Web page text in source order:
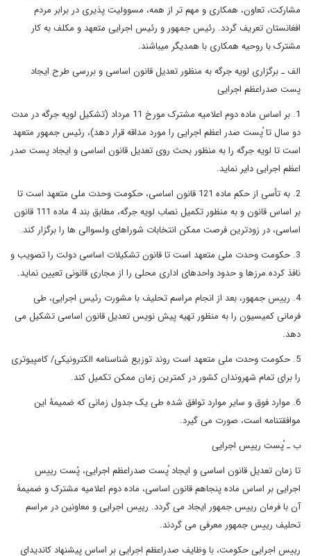
مشارکت، تعاون، همکاری و مهم تر از همه، مسوولیت پذیری در برابر مردم
افغانستان تعریف گردد. رئیس جمهور و رئیس اجرایی متعهد و مکلف به کار
مشترک با روحیه همکاری با همدیگر میباشند.
الف ـ برگزاری لویه جرگه به منظور تعدیل قانون اساسی و بررسی طرح ایجاد
پست صدراعظم اجرایی
1. بر اساس ماده دوم اعلامیه مشترک مورخ 11 مرداد (تشکیل لویه جرگه در مدت
دو سال تا ُپست صدر اعظم اجرایی را مورد مداقه قرار دهد)، رئیس جمهور متعهد
است تا لویه جرگه را به منظور بحث روی تعدیل قانون اساسی و ایجاد پست صدر
اعظم اجرایی دایر نماید.
2. به تأسی از حکم ماده 121 قانون اساسی، حکومت وحدت ملی متعهد است تا
بر اساس قانون و به منظور تکمیل نصاب لویه جرگه، مطابق بند 4 ماده 111 قانون
اساسی، در زودترین فرصت ممکن انتخابات شوراهای ولسوالی ها را برگزار کند.
3. حکومت وحدت ملی متعهد است تا قانون تشکیلات اساسی دولت را تصویب و
نافذ کرده مرزها و حدود واحدهای اداری محلی را از مجاری قانونی تعیین نماید.
4. رییس جمهور، بعد از انجام مراسم تحلیف با مشورت رئیس اجرایی، طی
فرمانی کمیسیون را به منظور تهیه پیش نویس تعدیل قانون اساسی تشکیل می
دهد.
5. حکومت وحدت ملی متعهد است روند توزیع شناسنامه الکترونیکی/ کامپیوتری
را برای تمام شهروندان کشور در کمترین زمان ممکن تکمیل کند.
6. موارد فوق و سایر موارد توافق شده طی یک جدول زمانی که ضمیمۀ این
موافقتنامه است، صورت می گیرد.
ب ـ ُپست رییس اجرایی
تا زمان تعدیل قانون اساسی و ایجاد ُپست صدراعظم اجرایی، پُست رییس
اجرایی بر اساس ماده پنجاهم قانون اساسی، ماده دوم اعلامیه مشترک و ضمیمۀ
آن با فرمان رییس جمهور ایجاد می گردد. رییس اجرایی و معاونین در مراسم
تحلیف رییس جمهور معرفی می گردند.
رییس اجرایی حکومت، با وظایف صدراعظم اجرایی بر اساس پیشنهاد کاندیدای